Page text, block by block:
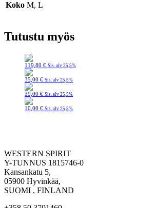
Koko M, L
Tutustu myös
119,80 € Sis. alv 25,5%
35,00 € Sis. alv 25,5%
39,00 € Sis. alv 25,5%
10,00 € Sis. alv 25,5%
WESTERN SPIRIT
Y-TUNNUS 1815746-0
Kansankatu 5,
05900 Hyvinkää,
SUOMI , FINLAND